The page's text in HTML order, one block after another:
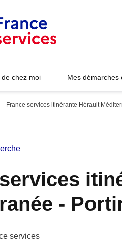
de chez moi Mes démarches
France services itinérante Hérault
-
services